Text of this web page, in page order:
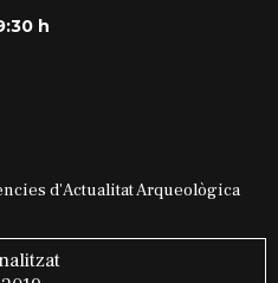
h
d'Actualitat Arqueològica